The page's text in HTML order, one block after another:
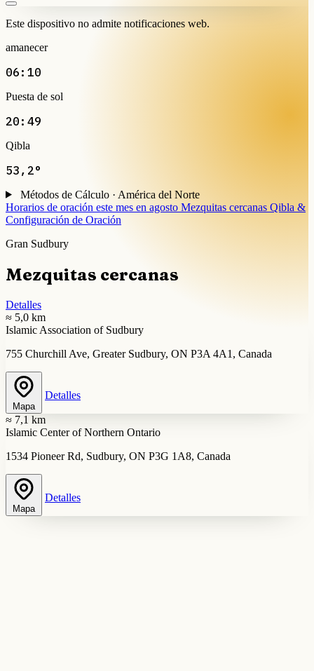
Este dispositivo no admite notificaciones web.
amanecer
06:10
Puesta de sol
20:49
Qibla
53,2°
Métodos de Cálculo · América del Norte
Horarios de oración este mes en agosto Mezquitas cercanas Qibla &
Configuración de Oración
Gran Sudbury
Mezquitas cercanas
Detalles
≈ 5,0 km
Islamic Association of Sudbury
755 Churchill Ave, Greater Sudbury, ON P3A 4A1, Canada
Mapa
Detalles
≈ 7,1 km
Islamic Center of Northern Ontario
1534 Pioneer Rd, Sudbury, ON P3G 1A8, Canada
Mapa
Detalles